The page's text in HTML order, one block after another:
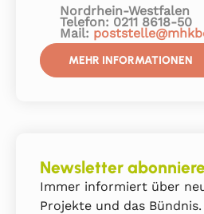
Nordrhein-Westfalen
Telefon: 0211 8618-50
Mail:
MEHR INFORMATIONEN
Newsletter
Immer informiert über
Projekte und das Bündnis.